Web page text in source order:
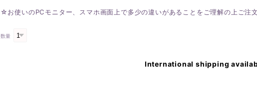
☆お使いのPCモニター、スマホ画面上で多少の違いがあることをご理解の上ご注
数量
International shipping